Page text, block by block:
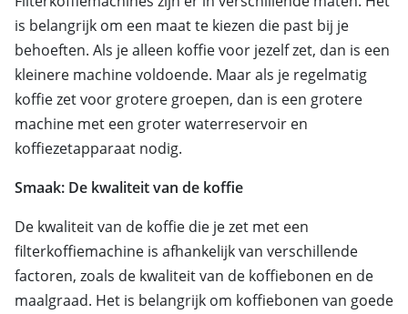
is belangrijk om een maat te kiezen die past bij je
behoeften. Als je alleen koffie voor jezelf zet, dan is een
kleinere machine voldoende. Maar als je regelmatig
koffie zet voor grotere groepen, dan is een grotere
machine met een groter waterreservoir en
koffiezetapparaat nodig.
Smaak: De kwaliteit van de koffie
De kwaliteit van de koffie die je zet met een
filterkoffiemachine is afhankelijk van verschillende
factoren, zoals de kwaliteit van de koffiebonen en de
maalgraad. Het is belangrijk om koffiebonen van goede